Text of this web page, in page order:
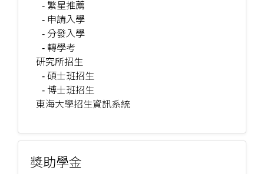
- 繁星推薦
- 申請入學
- 分發入學
- 轉學考
研究所招生
- 碩士班招生
- 博士班招生
東海大學招生資訊系統
獎助學金